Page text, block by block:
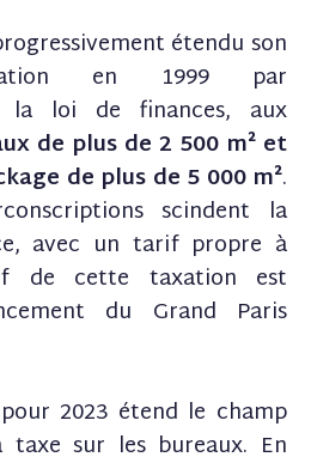
étendu son
en 1999 par
la loi de finances, aux
de plus de 2 500 m² et
de plus de 5 000 m².
scindent la
avec un tarif propre à
de cette taxation est
du Grand Paris
2023 étend le champ
taxe sur les bureaux. En